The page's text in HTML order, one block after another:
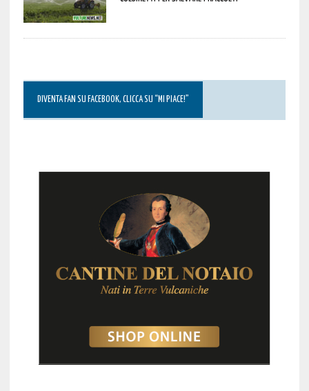
DIVENTA FAN SU FACEBOOK, CLICCA SU “MI PIACE!”